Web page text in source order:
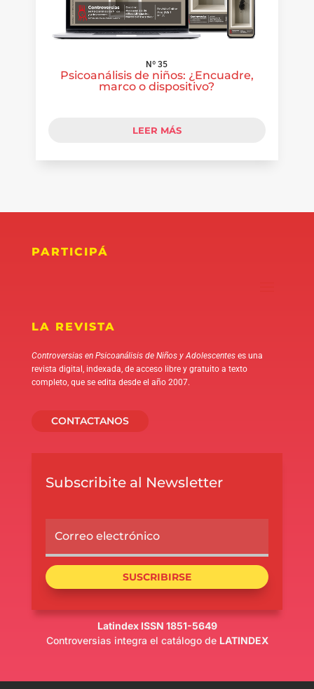
Nº 35
Psicoanálisis de niños: ¿Encuadre,
marco o dispositivo?
LEER MÁS
PARTICIPÁ
LA REVISTA
Controversias en Psicoanálisis de Niños y Adolescenteses una
revista digital, indexada, de acceso libre y gratuito a texto
completo, que se edita desde el año 2007.
CONTACTANOS
Subscribite al Newsletter
SUSCRIBIRSE
Latindex ISSN 1851-5649
Controversias integra el catálogo de LATINDEX